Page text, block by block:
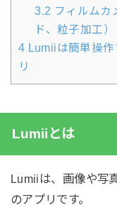
3.2 フィルムカ
ド、粒子加工）
4 Lumiiは簡単操
リ
Lumiiとは
Lumiiは、画像や写
のアプリです。